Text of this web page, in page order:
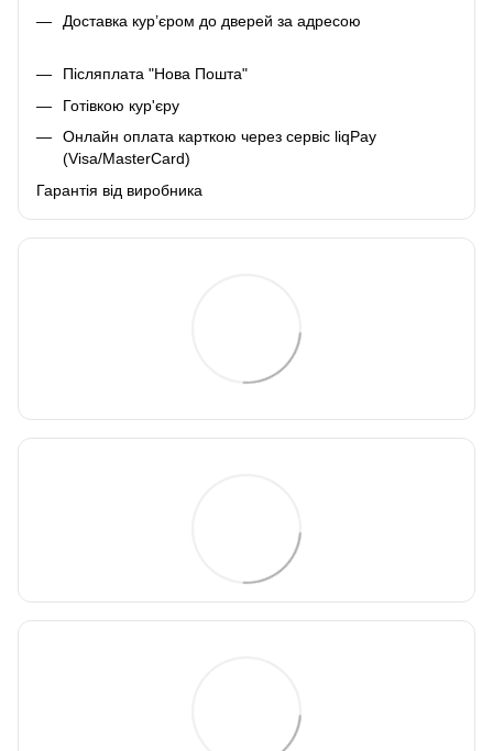
Доставка кур’єром до дверей за адресою
Післяплата "Нова Пошта"
Готівкою кур'єру
Онлайн оплата карткою через сервіс liqPay
(Visa/MasterCard)
Гарантія від виробника